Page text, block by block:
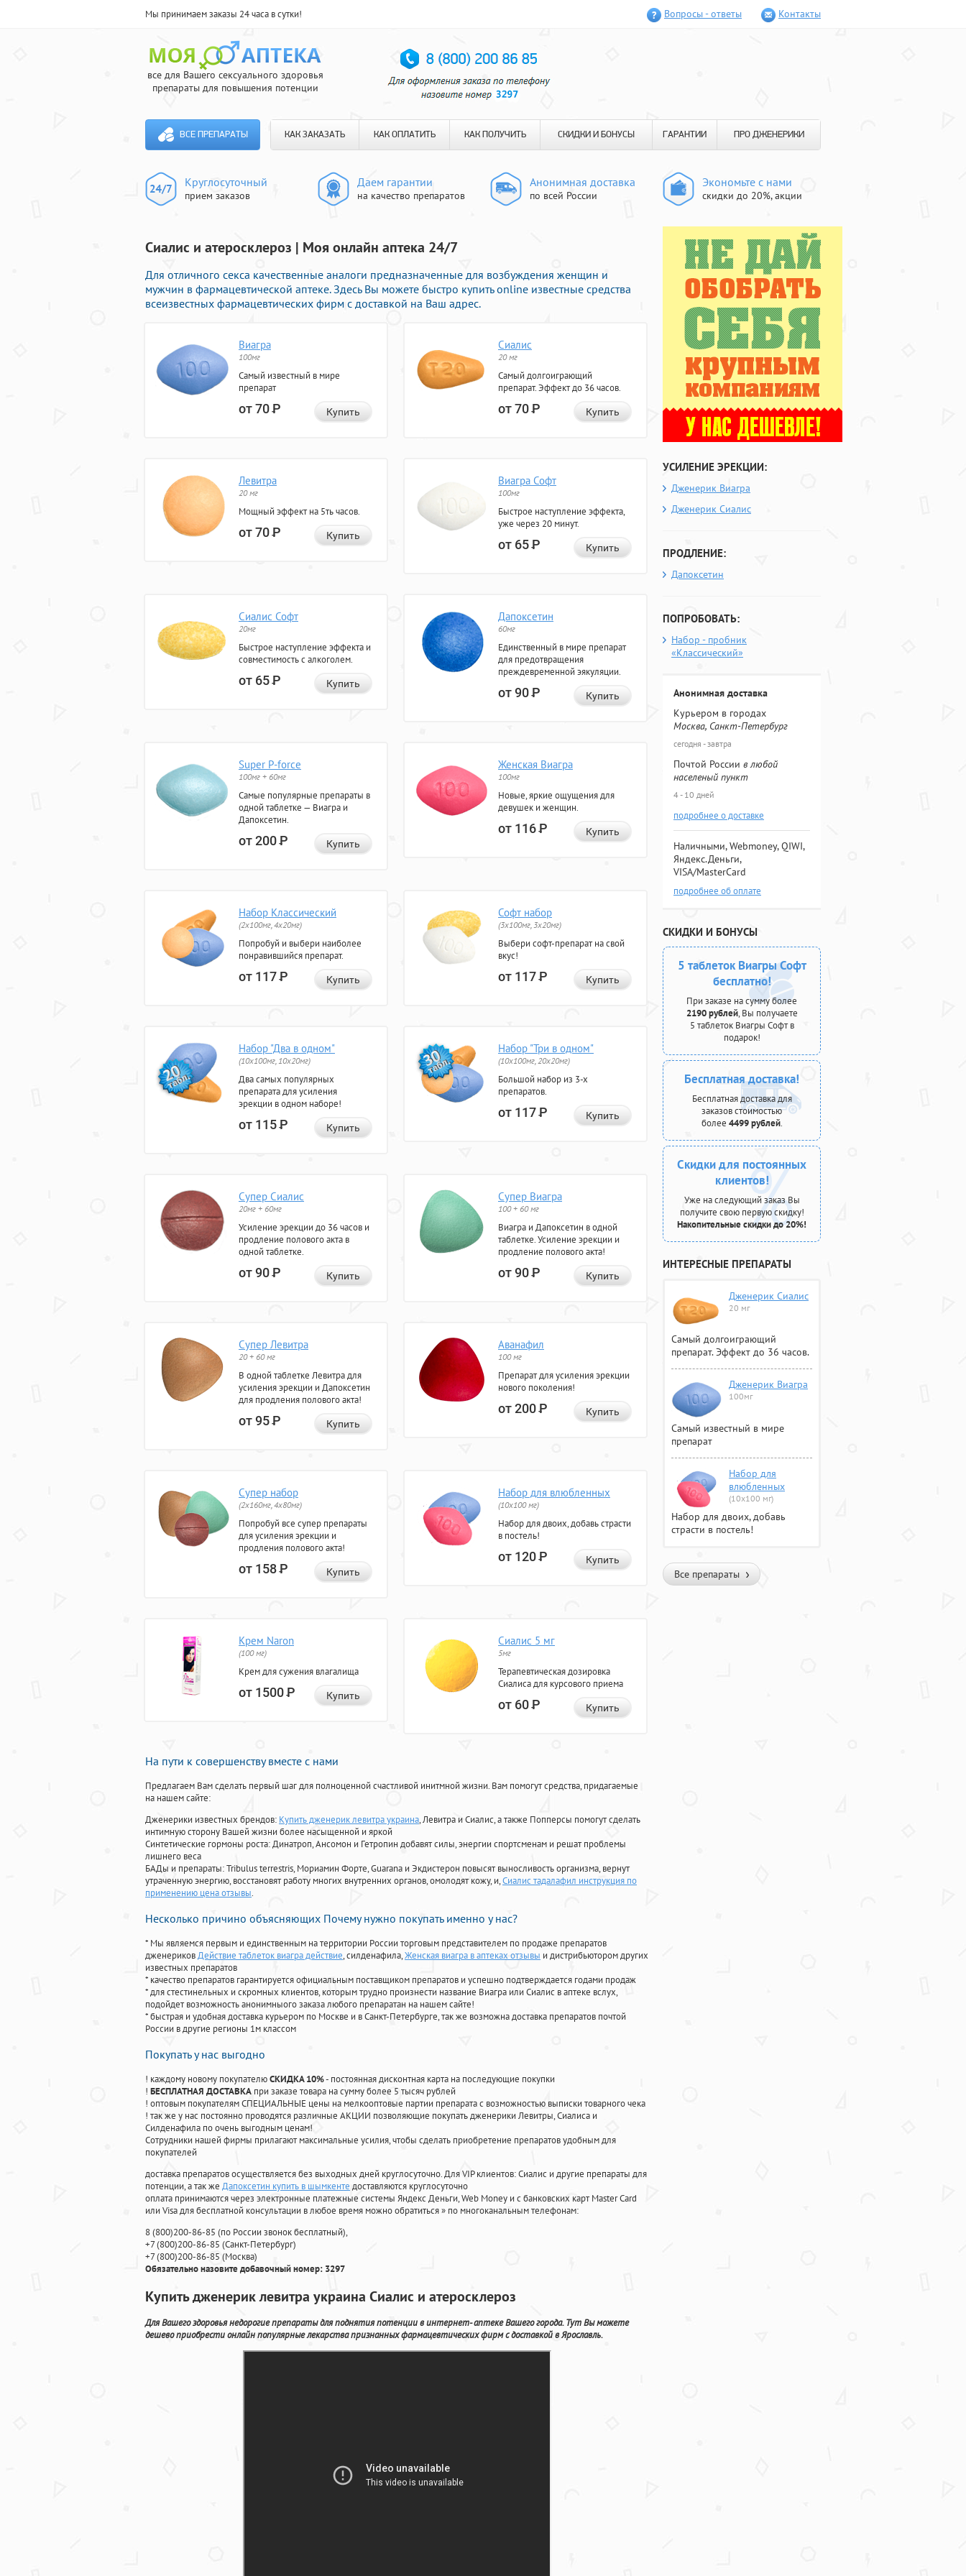
Мы принимаем заказы 24 часа в сутки! Вопросы - ответы Контакты
все для Вашего сексуального здоровья
препараты для повышения потенции
ВСЕ ПРЕПАРАТЫ КАК ЗАКАЗАТЬ КАК ОПЛАТИТЬ КАК ПОЛУЧИТЬ СКИДКИ И БОНУСЫ ГАРАНТИИ ПРО ДЖЕНЕРИКИ
Круглосуточный
прием заказов
Даем гарантии
на качество препаратов
Анонимная доставка
по всей России
Экономьте с нами
скидки до 20%, акции
Сиалис и атеросклероз | Моя онлайн аптека 24/7
Для отличного секса качественные аналоги предназначенные для возбуждения женщин и
мужчин в фармацевтической аптеке. Здесь Вы можете быстро купить online известные средства
всеизвестных фармацевтических фирм с доставкой на Ваш адрес.
Виагра
100мг
Самый известный в мире
препарат
от 70Р Купить
Сиалис
20 мг
Самый долгоиграющий
препарат. Эффект до 36 часов.
от 70Р Купить
Левитра
20 мг
Мощный эффект на 5ть часов.
от 70Р Купить
Виагра Софт
100мг
Быстрое наступление эффекта,
уже через 20 минут.
от 65Р Купить
Сиалис Софт
20мг
Быстрое наступление эффекта и
совместимость с алкоголем.
от 65Р Купить
Дапоксетин
60мг
Единственный в мире препарат
для предотвращения
преждевременной эякуляции.
от 90Р Купить
Super P-force
100мг + 60мг
Самые популярные препараты в
одной таблетке — Виагра и
Дапоксетин.
от 200Р Купить
Женская Виагра
100мг
Новые, яркие ощущения для
девушек и женщин.
от 116Р Купить
Набор Классический
(2x100мг, 4x20мг)
Попробуй и выбери наиболее
понравившийся препарат.
от 117Р Купить
Софт набор
(3x100мг, 3x20мг)
Выбери софт-препарат на свой
вкус!
от 117Р Купить
Набор "Два в одном"
(10x100мг, 10x20мг)
Два самых популярных
препарата для усиления
эрекции в одном наборе!
от 115Р Купить
Набор "Три в одном"
(10x100мг, 20x20мг)
Большой набор из 3-х
препаратов.
от 117Р Купить
Супер Сиалис
20мг + 60мг
Усиление эрекции до 36 часов и
продление полового акта в
одной таблетке.
от 90Р Купить
Супер Виагра
100 + 60 мг
Виагра и Дапоксетин в одной
таблетке. Усиление эрекции и
продление полового акта!
от 90Р Купить
Супер Левитра
20 + 60 мг
В одной таблетке Левитра для
усиления эрекции и Дапоксетин
для продления полового акта!
от 95Р Купить
Аванафил
100 мг
Препарат для усиления эрекции
нового поколения!
от 200Р Купить
Супер набор
(2х160мг, 4х80мг)
Попробуй все супер препараты
для усиления эрекции и
продления полового акта!
от 158Р Купить
Набор для влюбленных
(10х100 мг)
Набор для двоих, добавь страсти
в постель!
от 120Р Купить
Крем Naron
(100 мг)
Крем для сужения влагалища
от 1500Р Купить
Сиалис 5 мг
5мг
Терапевтическая дозировка
Сиалиса для курсового приема
от 60Р Купить
На пути к совершенству вместе с нами
Предлагаем Вам сделать первый шаг для полноценной счастливой инитмной жизни. Вам помогут средства, придагаемые
на нашем сайте:
Дженерики известных брендов: Купить дженерик левитра украина, Левитра и Сиалис, а также Попперсы помогут сделать
интимную сторону Вашей жизни более насыщенной и яркой
Синтетические гормоны роста: Динатроп, Ансомон и Гетропин добавят силы, энергии спортсменам и решат проблемы
лишнего веса
БАДы и препараты:Tribulus terrestris, Мориамин Форте, Guarana и Экдистерон повысят выносливость организма, вернут
утраченную энергию, восстановят работу многих внутренних органов, омолодят кожу, и,Сиалис тадалафил инструкция по
применению цена отзывы.
Несколько причино объясняющих Почему нужно покупать именно у нас?
* Мы являемся первым и единственным на территории России торговым представителем по продаже препаратов
дженериковДействие таблеток виагра действие, силденафила,Женская виагра в аптеках отзывы и дистрибьютором других
известных препаратов
* качество препаратов гарантируется официальным поставщиком препаратов и успешно подтверждается годами продаж
* для стестинельных и скромных клиентов, которым трудно произнести название Виагра или Сиалис в аптеке вслух,
подойдет возможность анонимныого заказа любого препаратан на нашем сайте!
* быстрая и удобная доставка курьером по Москве и в Санкт-Петербурге, так же возможна доставка препаратов почтой
России в другие регионы 1м классом
Покупать у нас выгодно
! каждому новому покупателюСКИДКА 10%- постоянная дисконтная карта на последующие покупки
! БЕСПЛАТНАЯ ДОСТАВКА при заказе товара на сумму более 5 тысяч рублей
! оптовым покупателям СПЕЦИАЛЬНЫЕ цены на мелкооптовые партии препарата с возможностью выписки товарного чека
! так же у нас постоянно проводятся различные АКЦИИ позволяющие покупать дженерики Левитры, Сиалиса и
Силденафила по очень выгодным ценам!
Cотрудники нашей фирмы прилагают максимальные усилия, чтобы сделать приобретение препаратов удобным для
покупателей
доставка препаратов осуществляется без выходных дней круглосуточно. Для VIP клиентов: Сиалис и другие препараты для
потенции, а так же Дапоксетин купить в шымкенте доставляются круглосуточно
оплата принимаются через электронные платежные системы Яндекс Деньги, Web Money и с банковских карт Master Card
или Visa для бесплатной консультации в любое время можно обратиться» по многоканальным телефонам:
8(800)200-86-85 (по России звонок бесплатный),
+7(800)200-86-85 (Санкт-Петербург)
+7(800)200-86-85 (Москва)
Обязательно назовите добавочный номер: 3297
Купить дженерик левитра украина Сиалис и атеросклероз
Для Вашего здоровья недорогие препараты для поднятия потенции в интернет- аптеке Вашего города. Тут Вы можете
дешево приобрести онлайн популярные лекарства признанных фармацевтических фирм с доставкой в Ярославль.
УСИЛЕНИЕ ЭРЕКЦИИ:
Дженерик Виагра
Дженерик Сиалис
ПРОДЛЕНИЕ:
Дапоксетин
ПОПРОБОВАТЬ:
Набор - пробник
«Классический»
Анонимная доставка
Курьером в городах
Москва, Санкт-Петербург
сегодня - завтра
Почтой России в любой
населеный пункт
4 - 10 дней
подробнее о доставке
Наличными, Webmoney, QIWI,
Яндекс.Деньги,
VISA/MasterCard
подробнее об оплате
СКИДКИ И БОНУСЫ
5 таблеток Виагры Софт
бесплатно!
При заказе на сумму более
2190 рублей, Вы получаете
5 таблеток Виагры Софт в
подарок!
Бесплатная доставка!
Бесплатная доставка для
заказов стоимостью
более 4499 рублей.
Скидки для постоянных
клиентов!
Уже на следующий заказ Вы
получите свою первую скидку!
Накопительные скидки до 20%!
ИНТЕРЕСНЫЕ ПРЕПАРАТЫ
Дженерик Сиалис
20 мг
Самый долгоиграющий
препарат. Эффект до 36 часов.
Дженерик Виагра
100мг
Самый известный в мире
препарат
Набор для
влюбленных
(10х100 мг)
Набор для двоих, добавь
страсти в постель!
Все препараты